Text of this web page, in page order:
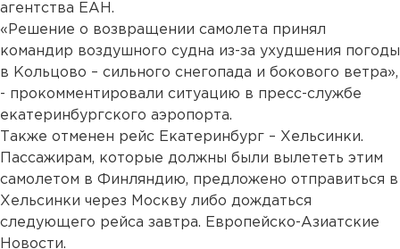
агентства ЕАН.
«Решение о возвращении самолета принял
командир воздушного судна из-за ухудшения погоды
в Кольцово – сильного снегопада и бокового ветра»,
- прокомментировали ситуацию в пресс-службе
екатеринбургского аэропорта.
Также отменен рейс Екатеринбург – Хельсинки.
Пассажирам, которые должны были вылететь этим
самолетом в Финляндию, предложено отправиться в
Хельсинки через Москву либо дождаться
следующего рейса завтра. Европейско-Азиатские
Новости.